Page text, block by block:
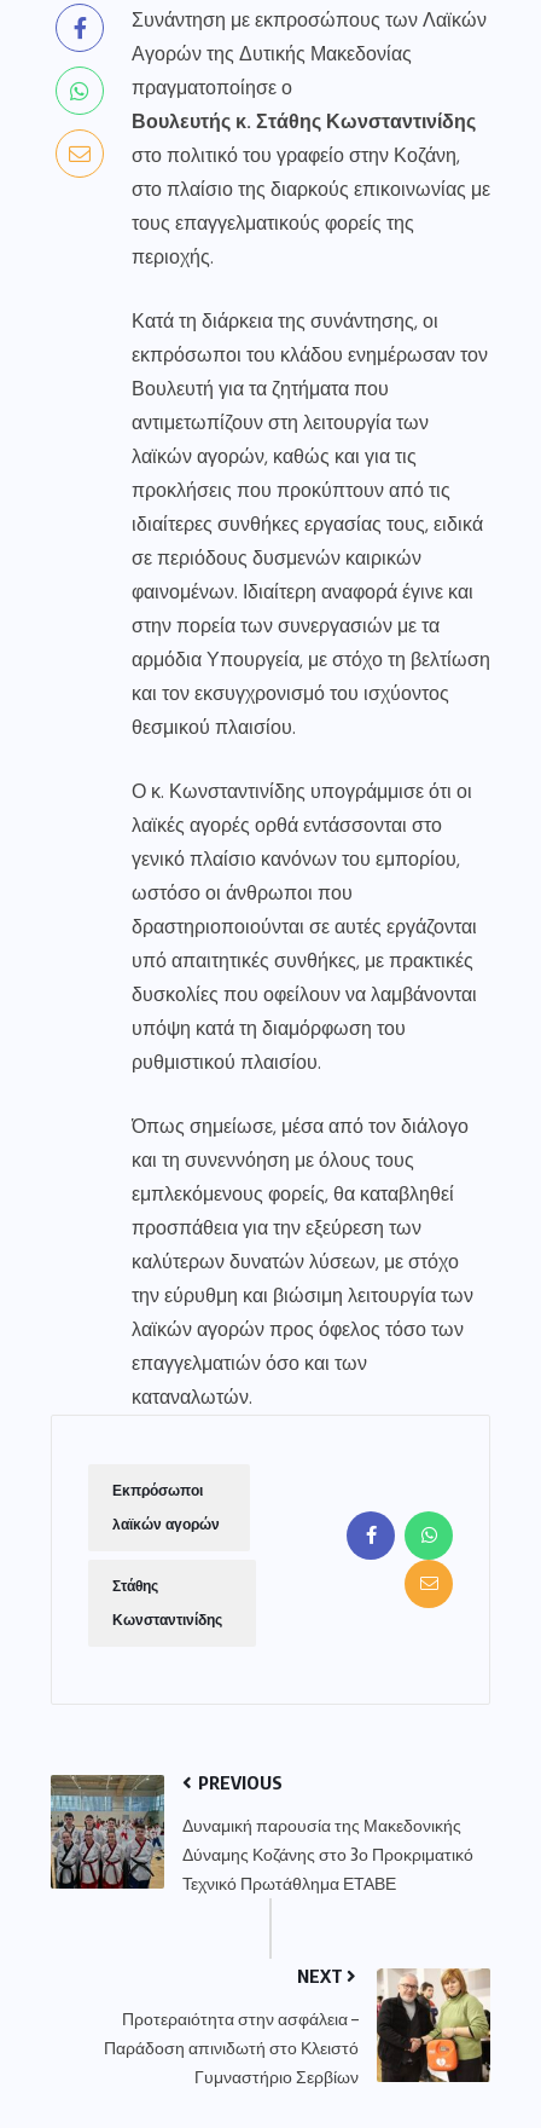
Συνάντηση με εκπροσώπους των Λαϊκών
Αγορών της Δυτικής Μακεδονίας
πραγματοποίησε ο
Βουλευτής κ. Στάθης Κωνσταντινίδης
στο πολιτικό του γραφείο στην Κοζάνη,
στο πλαίσιο της διαρκούς επικοινωνίας με
τους επαγγελματικούς φορείς της
περιοχής.
Κατά τη διάρκεια της συνάντησης, οι
εκπρόσωποι του κλάδου ενημέρωσαν τον
Βουλευτή για τα ζητήματα που
αντιμετωπίζουν στη λειτουργία των
λαϊκών αγορών, καθώς και για τις
προκλήσεις που προκύπτουν από τις
ιδιαίτερες συνθήκες εργασίας τους, ειδικά
σε περιόδους δυσμενών καιρικών
φαινομένων. Ιδιαίτερη αναφορά έγινε και
στην πορεία των συνεργασιών με τα
αρμόδια Υπουργεία, με στόχο τη βελτίωση
και τον εκσυγχρονισμό του ισχύοντος
θεσμικού πλαισίου.
Ο κ. Κωνσταντινίδης υπογράμμισε ότι οι
λαϊκές αγορές ορθά εντάσσονται στο
γενικό πλαίσιο κανόνων του εμπορίου,
ωστόσο οι άνθρωποι που
δραστηριοποιούνται σε αυτές εργάζονται
υπό απαιτητικές συνθήκες, με πρακτικές
δυσκολίες που οφείλουν να λαμβάνονται
υπόψη κατά τη διαμόρφωση του
ρυθμιστικού πλαισίου.
Όπως σημείωσε, μέσα από τον διάλογο
και τη συνεννόηση με όλους τους
εμπλεκόμενους φορείς, θα καταβληθεί
προσπάθεια για την εξεύρεση των
καλύτερων δυνατών λύσεων, με στόχο
την εύρυθμη και βιώσιμη λειτουργία των
λαϊκών αγορών προς όφελος τόσο των
επαγγελματιών όσο και των
καταναλωτών.
Εκπρόσωποι
λαϊκών αγορών
Στάθης
Κωνσταντινίδης
PREVIOUS
Δυναμική παρουσία της Μακεδονικής
Δύναμης Κοζάνης στο 3ο Προκριματικό
Τεχνικό Πρωτάθλημα ΕΤΑΒΕ
NEXT
Προτεραιότητα στην ασφάλεια –
Παράδοση απινιδωτή στο Κλειστό
Γυμναστήριο Σερβίων